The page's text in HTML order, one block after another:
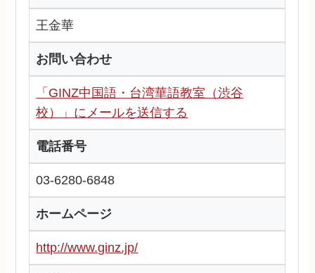
王金華
お問い合わせ
「GINZ中国語・台湾華語教室（渋谷
校）」にメールを送信する
電話番号
03-6280-6848
ホームページ
http://www.ginz.jp/